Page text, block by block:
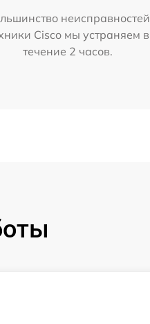
неисправностей
Cisco мы устраняем в
течение 2 часов.